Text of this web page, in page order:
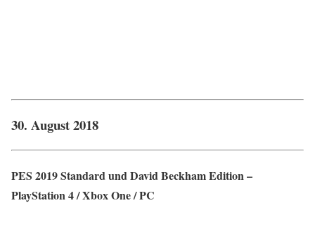
30. August 2018
PES 2019 Standard und David Beckham Edition –
PlayStation 4 / Xbox One / PC